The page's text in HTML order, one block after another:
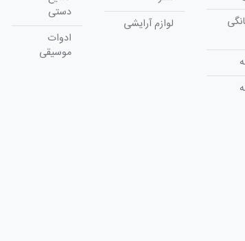
لوازم آرایشی
دستی
ادوات
موسیقی